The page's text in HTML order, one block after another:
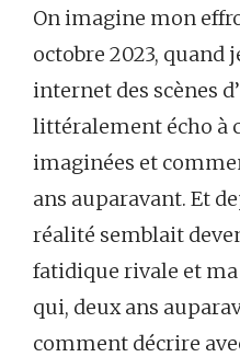
On imagine mon
octobre 2023, quand
internet des scènes
littéralement écho à
imaginées et
ans auparavant. Et
réalité semblait
fatidique rivale et
qui, deux ans
comment décrire